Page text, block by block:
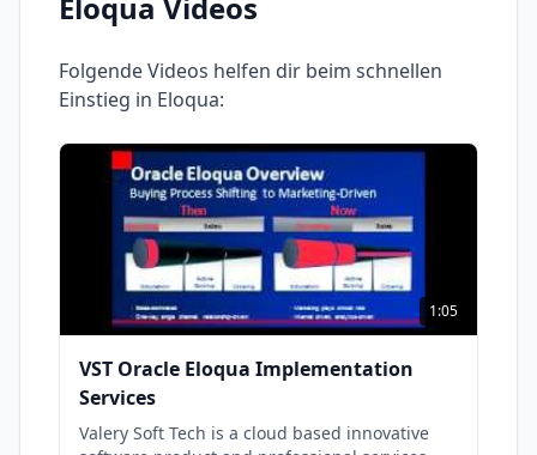
Folgende Videos helfen dir beim schnellen
Einstieg in Eloqua:
1:05
VST Oracle Eloqua Implementation
Services
Valery Soft Tech is a cloud based innovative